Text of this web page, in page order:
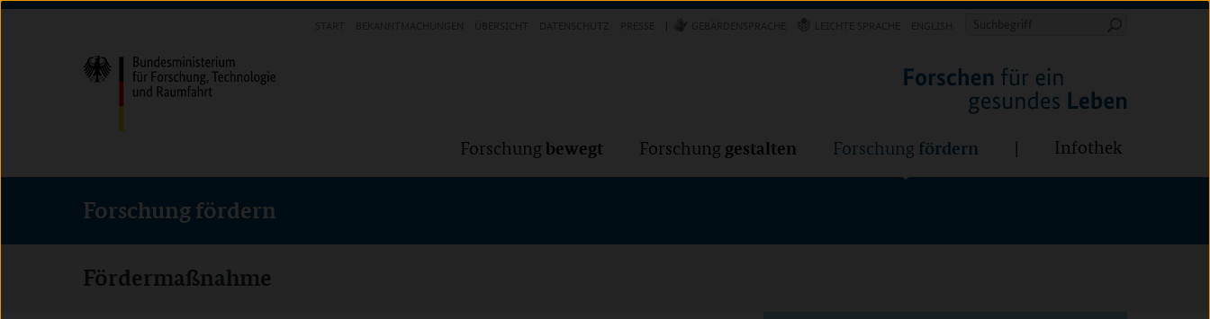
Direkt
(Eingabetaste)
Direkt
(Eingabetaste)
Direkt
(Eingabetaste)
Suchbegriff
Forschung bewegt Forschung gestalten Forschung fördern Infothek
Forschung fördern
Fördermaßnahme
Forschung Forschung Forschung fördern Infothek